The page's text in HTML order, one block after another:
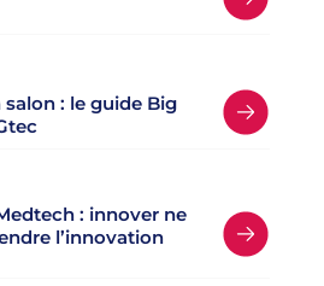
: le guide Big
: innover ne
l’innovation